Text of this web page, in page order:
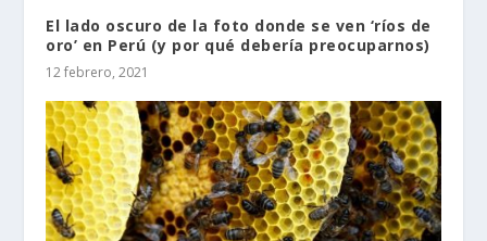
El lado oscuro de la foto donde se ven ‘ríos de
oro’ en Perú (y por qué debería preocuparnos)
12 febrero, 2021